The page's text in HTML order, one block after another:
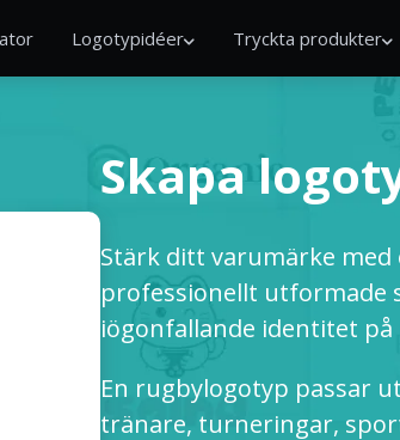
Logotypidéer Tryckta produkter
Skapa
Stärk ditt varumärke
professionellt utformade
iögonfallande identitet
En rugbylogotyp passar
tränare, turneringar,